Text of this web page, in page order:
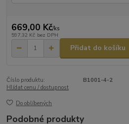
669,00 Kč/ks
597,32 Kč bez DPH
Přidat do košíku
Číslo produktu:
B1001-4-2
Hlídat cenu / dostupnost
Do oblíbených
Podobné produkty